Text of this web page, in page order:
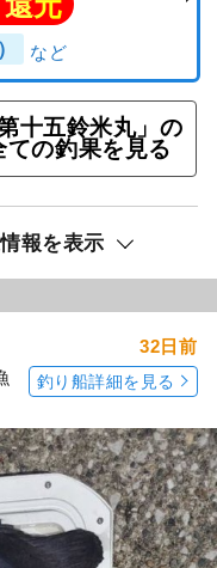
第十五鈴米丸」の
ての釣果を見る
報を表示
32日前
釣り船詳細を見る